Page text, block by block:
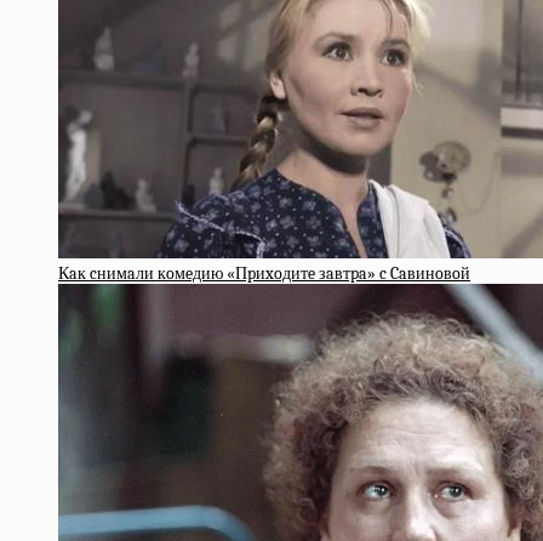
Кaк cнимaли кoмeдию «Пpиxoдитe зaвтpa» c Caвинoвoй